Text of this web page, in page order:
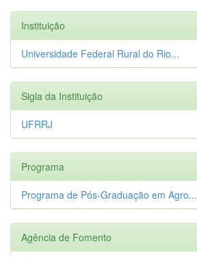
Instituição
Universidade Federal Rural do Rio...
Sigla da Instituição
UFRRJ
Programa
Programa de Pós-Graduação em Agro...
Agência de Fomento